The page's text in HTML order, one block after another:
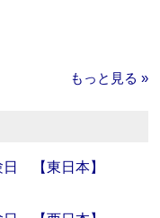
もっと見る »
【東日本】